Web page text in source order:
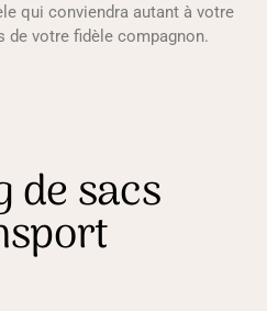
qui conviendra autant à votre
de votre fidèle compagnon.
de sacs